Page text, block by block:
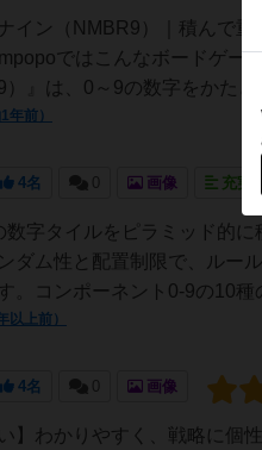
イン（NMBR9）｜積んで
ではこんなボードゲー
）』は、0～9の数字をかた
年前）
4名 0 画像 充実
数字タイルをピラミッド的
ダム性と配置制限で、ルー
。コンポーネント0-9の10
以上前）
4名 0 画像
い】わかりやすく、戦略に個